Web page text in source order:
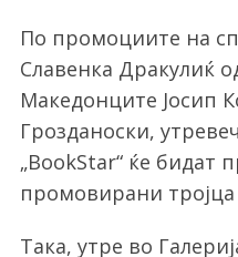
По промоциите на
Славенка Дракулиќ
Македонците Јосип
Грозданоски,
„BookStar“ ќе бидат
промовирани
Така, утре во